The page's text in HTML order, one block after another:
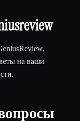
на ваши